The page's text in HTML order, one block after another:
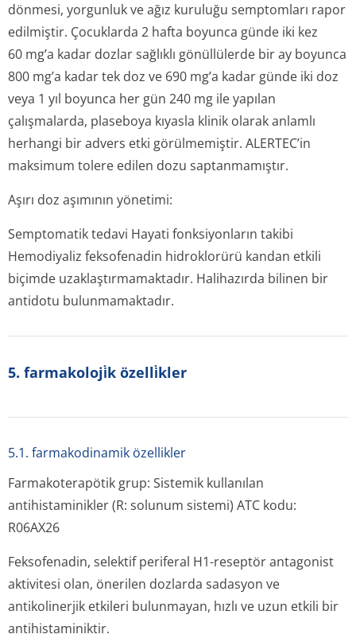
dönmesi, yorgunluk ve ağız kuruluğu semptomları rapor
edilmiştir. Çocuklarda 2 hafta boyunca günde iki kez
60 mg’a kadar dozlar sağlıklı gönüllülerde bir ay boyunca
800 mg’a kadar tek doz ve 690 mg’a kadar günde iki doz
veya 1 yıl boyunca her gün 240 mg ile yapılan
çalışmalarda, plaseboya kıyasla klinik olarak anlamlı
herhangi bir advers etki görülmemiştir. ALERTEC’in
maksimum tolere edilen dozu saptanmamıştır.
Aşırı doz aşımının yönetimi:
Semptomatik tedavi Hayati fonksiyonların takibi
Hemodiyaliz feksofenadin hidroklorürü kandan etkili
biçimde uzaklaştırmamak­tadır. Halihazırda bilinen bir
antidotu bulunmamaktadır.
5. farmakoloji̇k özelli̇kler
5.1. farmakodinamik özellikler
Farmakoterapötik grup: Sistemik kullanılan
antihistaminikler (R: solunum sistemi) ATC kodu:
R06AX26
Feksofenadin, selektif periferal H1-reseptör antagonist
aktivitesi olan, önerilen dozlarda sadasyon ve
antikolinerjik etkileri bulunmayan, hızlı ve uzun etkili bir
antihistaminiktir.